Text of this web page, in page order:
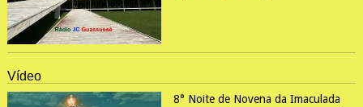
Vídeo
8° Noite de Novena da Imaculada